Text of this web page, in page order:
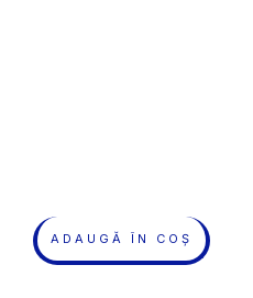
ADAUGĂ ÎN COȘ